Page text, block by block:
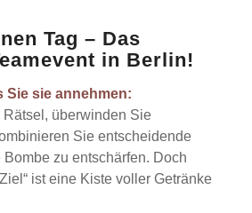
Tag – Das
in Berlin!
Sie sie annehmen:
Rätsel, überwinden Sie
Sie entscheidende
zu entschärfen. Doch
ist eine Kiste voller Getränke